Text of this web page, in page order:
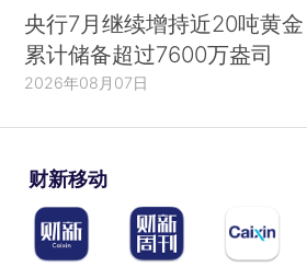
央行7月继续增持近20吨黄金
累计储备超过7600万盎司
2026年08月07日
财新移动